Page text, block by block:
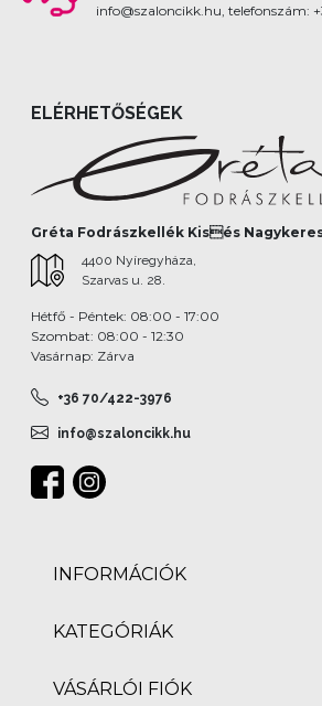
info@szaloncikk.hu, telefonszám:
ELÉRHETŐSÉGEK
Gréta Fodrászkellék Kisés
4400 Nyíregyháza,
Szarvas u. 28.
Hétfő - Péntek: 08:00 - 17:00
Szombat: 08:00 - 12:30
Vasárnap: Zárva
+36 70/422-3976
info@szaloncikk.hu
INFORMÁCIÓK
KATEGÓRIÁK
VÁSÁRLÓI FIÓK